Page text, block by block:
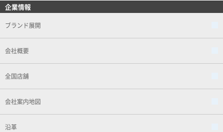
企業情報
ブランド展開
会社概要
全国店舗
会社案内地図
沿革